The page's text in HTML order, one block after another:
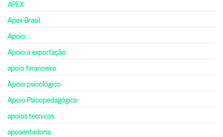
APEX
Apex-Brasil
Apoio
Apoio a exportação
apoio financeiro
Apoio psicológico
Apoio Psicopedagógico
apoios técnicos
aposentadoria